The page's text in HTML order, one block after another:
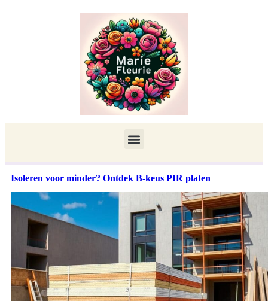
Isoleren voor minder? Ontdek B-keus PIR platen